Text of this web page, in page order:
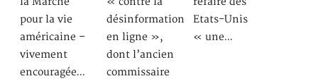
pour la vie
américaine –
vivement
encouragée…
désinformation
en ligne »,
dont l’ancien
commissaire
Etats-Unis
« une…